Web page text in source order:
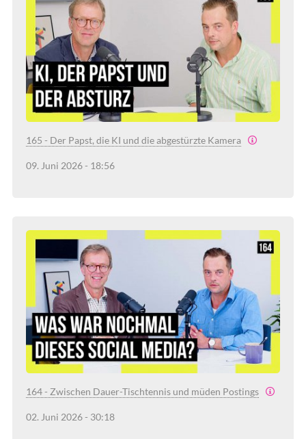
165 - Der Papst, die KI und die abgestürzte Kamera
09. Juni 2026 - 18:56
164 - Zwischen Dauer-Tischtennis und müden Postings
02. Juni 2026 - 30:18